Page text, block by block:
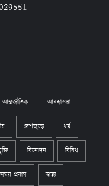
আন্তর্জাতিক আবহাওয়া
দেশজুড়ে ধর্ম
বিনোদন বিবিধ
সময় প্রবাস স্বাস্থ্য